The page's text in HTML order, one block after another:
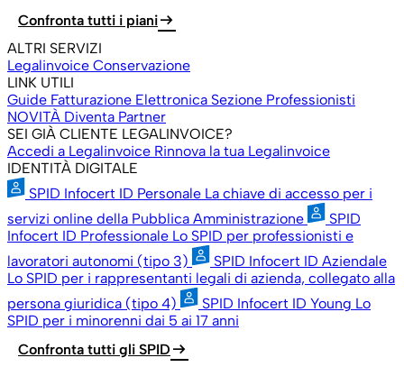
Confronta tutti i pianiarrow_right_alt
ALTRI SERVIZI
Legalinvoice Conservazione
LINK UTILI
Guide Fatturazione Elettronica Sezione Professionisti
NOVITÀ Diventa Partner
SEI GIÀ CLIENTE LEGALINVOICE?
Accedi a Legalinvoice Rinnova la tua Legalinvoice
IDENTITÀ DIGITALE
SPID Infocert ID Personale La chiave di accesso per i
servizi online della Pubblica Amministrazione
SPID
Infocert ID Professionale Lo SPID per professionisti e
lavoratori autonomi (tipo 3)
SPID Infocert ID Aziendale
Lo SPID per i rappresentanti legali di azienda, collegato alla
persona giuridica (tipo 4)
SPID Infocert ID Young Lo
SPID per i minorenni dai 5 ai 17 anni
Confronta tutti gli SPID arrow_right_alt